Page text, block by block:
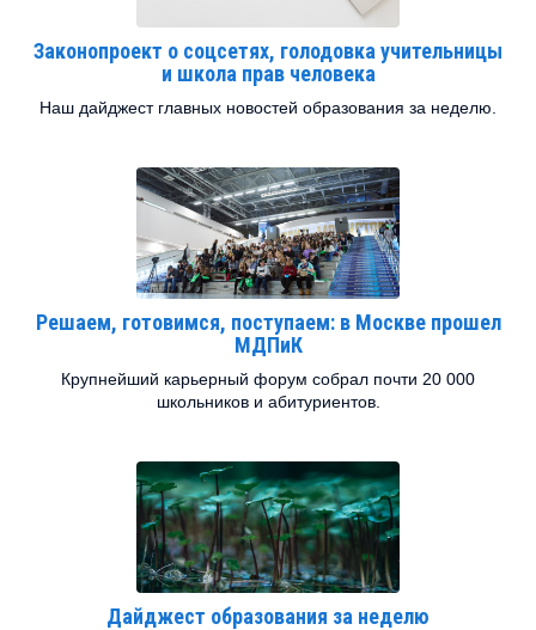
Законопроект о соцсетях, голодовка учительницы
и школа прав человека
Наш дайджест главных новостей образования за неделю.
Решаем, готовимся, поступаем: в Москве прошел
МДПиК
Крупнейший карьерный форум собрал почти 20 000
школьников и абитуриентов.
Дайджест образования за неделю